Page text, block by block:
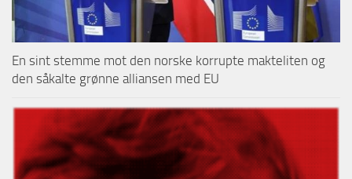
En sint stemme mot den norske korrupte makteliten og
den såkalte grønne alliansen med EU